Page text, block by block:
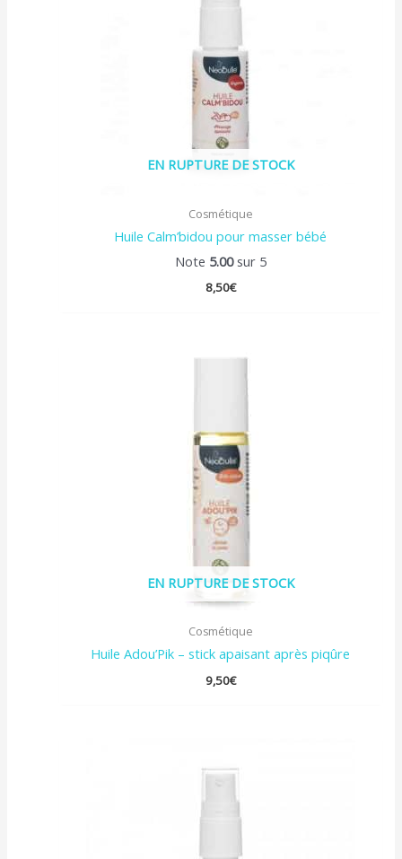
EN RUPTURE DE STOCK
Cosmétique
Huile Calm’bidou pour masser bébé
Note 5.00sur 5
8,50€
EN RUPTURE DE STOCK
Cosmétique
Huile Adou’Pik – stick apaisant après piqûre
9,50€